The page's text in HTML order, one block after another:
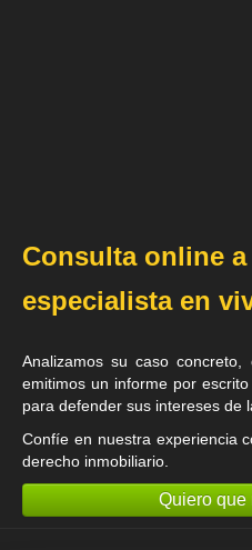
Consulta online
especialista en
Analizamos su caso
emitimos un informe por
para defender sus intereses de
Confíe en nuestra experiencia
derecho inmobiliario
Quiero que